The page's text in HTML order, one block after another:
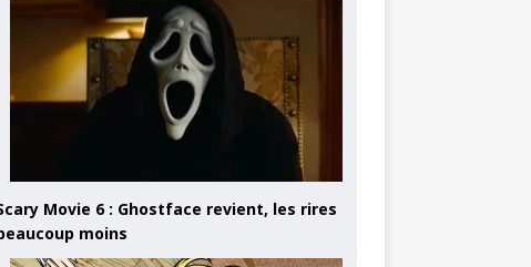
Movie 6 : Ghostface revient, les rires
moins